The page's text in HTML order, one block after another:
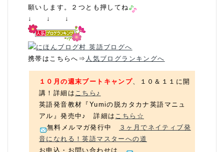
願いします。２つとも押してね
↓ ↓ ↓
携帯はこちらへ⇒ 人気ブログランキングへ
１０月の週末ブートキャンプ、１０＆１１に開
講！詳細は こちら♪
英語発音教材『Yumiの脱カタカナ英語マニュ
アル』発売中♪ 詳細は こちら☆
無料メルマガ発行中
３ヶ月でネイティブ発
音になれる！英語マスターへの道
お申込・お問い合わせは